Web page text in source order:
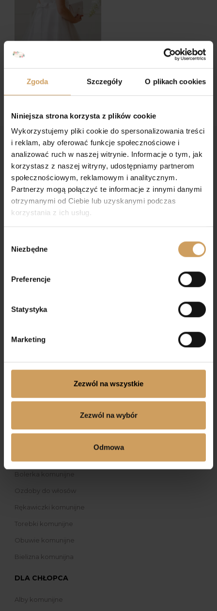
Zgoda Szczegóły O plikach cookies
Niniejsza strona korzysta z plików cookie
Wykorzystujemy pliki cookie do spersonalizowania treści
i reklam, aby oferować funkcje społecznościowe i
analizować ruch w naszej witrynie. Informacje o tym, jak
korzystasz z naszej witryny, udostępniamy partnerom
społecznościowym, reklamowym i analitycznym.
Partnerzy mogą połączyć te informacje z innymi danymi
otrzymanymi od Ciebie lub uzyskanymi podczas
korzystania z ich usług.
zgody
Niezbędne
Preferencje
Statystyka
Marketing
Zezwól na wszystkie
Zezwól na wybór
Odmowa
Gałązka komunijna K05
69,00zł
Dołącz do nas na Facebooku
ul.Poprzeczna 26, 05-140 Borowa Góra gmina Serock
WTOREK – 8:00 – 16.00
CZWARTEK – 8.00 – 16.00
DLA DZIEWCZYNKI
Bolerka komunijne
Ozdoby do włosów
Rękawiczki komunijne
Torebki komunijne
Obuwie komunijne
Bielizna komunijna
DLA CHŁOPCA
Alby komunijne